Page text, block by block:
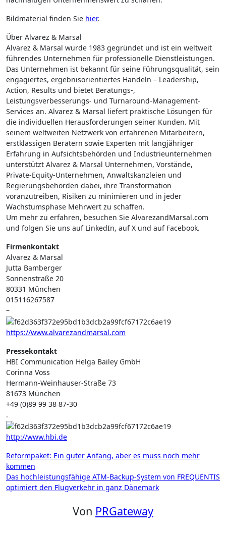
Bildmaterial finden Sie hier.
Über Alvarez & Marsal
Alvarez & Marsal wurde 1983 gegründet und ist ein weltweit
führendes Unternehmen für professionelle Dienstleistungen.
Das Unternehmen ist bekannt für seine Führungsqualität, sein
engagiertes, ergebnisorientiertes Handeln – Leadership,
Action, Results und bietet Beratungs-,
Leistungsverbesserungs- und Turnaround-Management-
Services an. Alvarez & Marsal liefert praktische Lösungen für
die individuellen Herausforderungen seiner Kunden. Mit
seinem weltweiten Netzwerk von erfahrenen Mitarbeitern,
erstklassigen Beratern sowie Experten mit langjähriger
Erfahrung in Aufsichtsbehörden und Industrieunternehmen
unterstützt Alvarez & Marsal Unternehmen, Vorstände,
Private-Equity-Unternehmen, Anwaltskanzleien und
Regierungsbehörden dabei, ihre Transformation
voranzutreiben, Risiken zu minimieren und in jeder
Wachstumsphase Mehrwert zu schaffen.
Um mehr zu erfahren, besuchen Sie AlvarezandMarsal.com
und folgen Sie uns auf LinkedIn, auf X und auf Facebook.
Firmenkontakt
Alvarez & Marsal
Jutta Bamberger
Sonnenstraße 20
80331 München
015116267587
–
https://www.alvarezandmarsal.com
Pressekontakt
HBI Communication Helga Bailey GmbH
Corinna Voss
Hermann-Weinhauser-Straße 73
81673 München
+49 (0)89 99 38 87-30
.
http://www.hbi.de
Beitragsnavigation
Reformpaket: Ein guter Anfang, aber es muss noch mehr
kommen
Das hochleistungsfähige ATM-Backup-System von FREQUENTIS
optimiert den Flugverkehr in ganz Dänemark
Von PRGateway